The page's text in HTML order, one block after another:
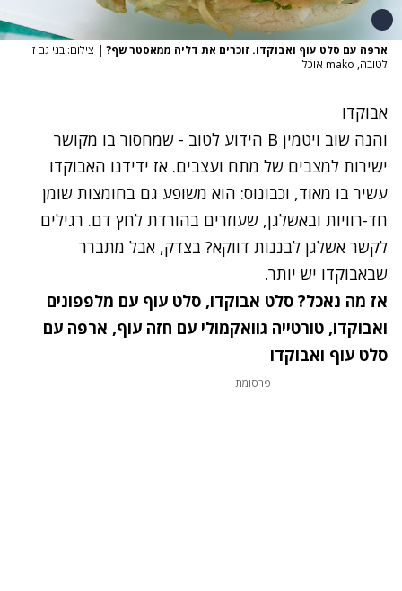
ארפה עם סלט עוף ואבוקדו. זוכרים את דליה ממאסטר שף? | צילום: בני גם זו
לטובה, mako אוכל
אבוקדו
והנה שוב ויטמין B הידוע לטוב - שמחסור בו מקושר
ישירות למצבים של מתח ועצבים. אז ידידנו האבוקדו
עשיר בו מאוד, וכבונוס: הוא משופע גם בחומצות שומן
חד-רוויות ובאשלגן, שעוזרים בהורדת לחץ דם. רגילים
לקשר אשלגן לבננות דווקא? בצדק, אבל מתברר
שבאבוקדו יש יותר.
אז מה נאכל? סלט אבוקדו, סלט עוף עם מלפפונים
ואבוקדו, טורטייה גוואקמולי עם חזה עוף, ארפה עם
סלט עוף ואבוקדו
פרסומת